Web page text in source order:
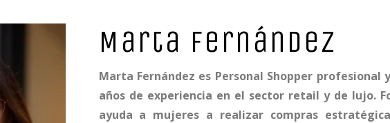
Marta Fernández
Marta Fernández es Personal Shopper
años de experiencia en el sector retail y de lujo.
ayuda a mujeres a realizar compras